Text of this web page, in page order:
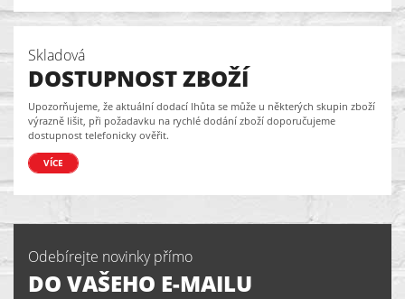
Skladová
DOSTUPNOST ZBOŽÍ
Upozorňujeme, že aktuální dodací lhůta se může u některých skupin zboží
výrazně lišit, při požadavku na rychlé dodání zboží doporučujeme
dostupnost telefonicky ověřit.
VÍCE
Odebírejte novinky přímo
DO VAŠEHO E-MAILU